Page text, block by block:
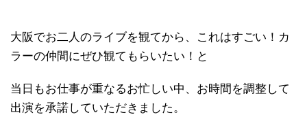
大阪でお二人のライブを観てから、これはすごい！カ
ラーの仲間にぜひ観てもらいたい！と
当日もお仕事が重なるお忙しい中、お時間を調整して
出演を承諾していただきました。